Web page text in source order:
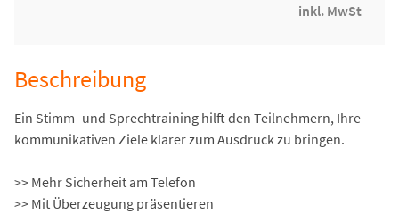
inkl. MwSt
Beschreibung
Ein Stimm- und Sprechtraining hilft den Teilnehmern, Ihre
kommunikativen Ziele klarer zum Ausdruck zu bringen.
>> Mehr Sicherheit am Telefon
>> Mit Überzeugung präsentieren